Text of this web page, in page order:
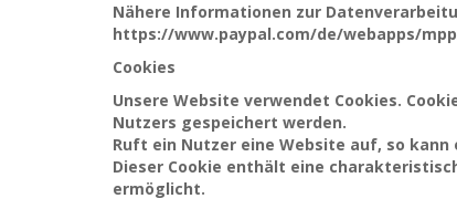
Nähere Informationen zur
https://www.paypal.com/de/webapps/
Cookies
Unsere Website verwendet Cookies.
Nutzers gespeichert werden.
Ruft ein Nutzer eine Website auf, so
Dieser Cookie enthält eine
ermöglicht.